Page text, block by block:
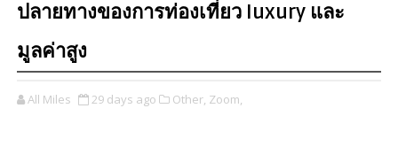
ปลายทางของการท่องเที่ยว luxury และ
มูลค่าสูง
All Miles 29 days ago Other, Zoom,